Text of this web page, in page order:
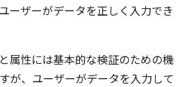
ーザーがデータを正しく入力でき
属性には基本的な検証のための機
が、ユーザーがデータを入力して